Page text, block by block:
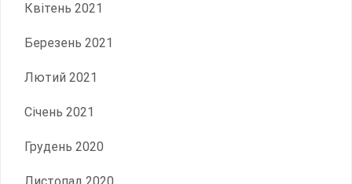
Квітень 2021
Березень 2021
Лютий 2021
Січень 2021
Грудень 2020